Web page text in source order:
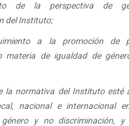
de la perspectiva de
del Instituto;
a la promoción de
materia de igualdad de
la normativa del Instituto esté
nacional e internacional
y no discriminación,